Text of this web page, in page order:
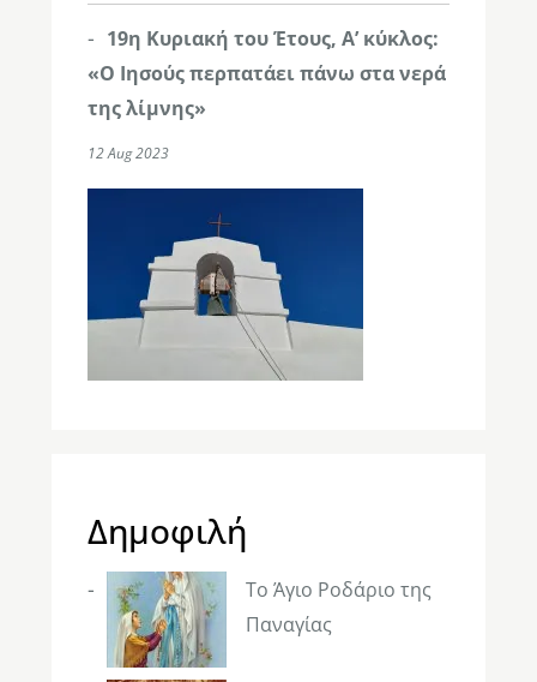
19η Κυριακή του Έτους, Α’ κύκλος:
«Ο Ιησούς περπατάει πάνω στα νερά
της λίμνης»
12 Aug 2023
Δημοφιλή
Το Άγιο Ροδάριο της
Παναγίας